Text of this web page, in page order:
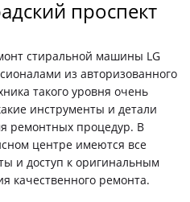
проспект
стиральной машины LG
из авторизованного
такого уровня очень
инструменты и детали
ремонтных процедур. В
центре имеются все
и доступ к оригинальным
качественного ремонта.